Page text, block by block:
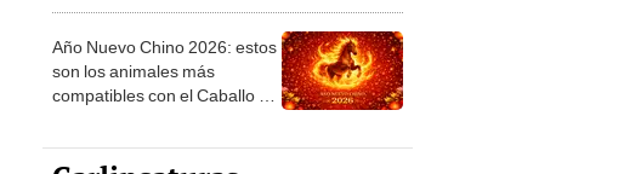
Año Nuevo Chino 2026: estos
son los animales más
compatibles con el Caballo de
este año